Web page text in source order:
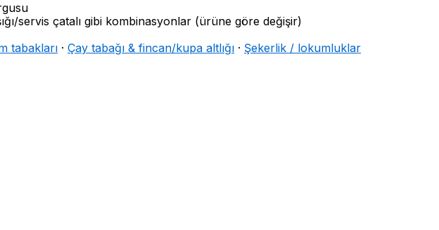
servis çatalı gibi kombinasyonlar (ürüne göre değişir)
tabakları · Çay tabağı & fincan/kupa altlığı · Şekerlik / lokumluklar